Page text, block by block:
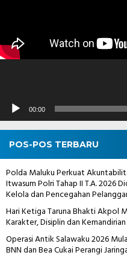
00:00
POS-POS TERBARU
Polda Maluku Perkuat
Itwasum Polri Tahap II T.A. 2026
Kelola dan Pencegahan
Hari Ketiga Taruna Bhakti Akpol
Karakter, Disiplin dan Kemandirian
Operasi Antik Salawaku 2026
BNN dan Bea Cukai Perangi